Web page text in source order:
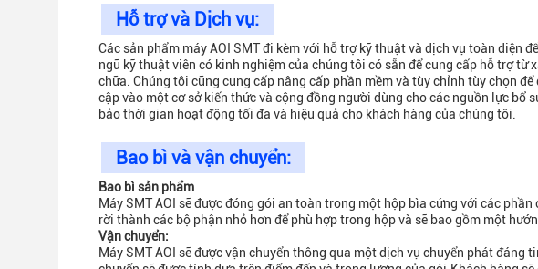
Hỗ trợ và Dịch vụ:
Các sản phẩm máy AOI SMT đi kèm với hỗ trợ kỹ thuật và dịch vụ toàn diện
ngũ kỹ thuật viên có kinh nghiệm của chúng tôi có sẵn để cung cấp hỗ trợ từ
chữa. Chúng tôi cũng cung cấp nâng cấp phần mềm và tùy chỉnh tùy chọn
cập vào một cơ sở kiến thức và cộng đồng người dùng cho các nguồn lực
bảo thời gian hoạt động tối đa và hiệu quả cho khách hàng của chúng tôi.
Bao bì và vận chuyển:
Bao bì sản phẩm
Máy SMT AOI sẽ được đóng gói an toàn trong một hộp bìa cứng với các
rời thành các bộ phận nhỏ hơn để phù hợp trong hộp và sẽ bao gồm một
Vận chuyển:
Máy SMT AOI sẽ được vận chuyển thông qua một dịch vụ chuyển phát đáng